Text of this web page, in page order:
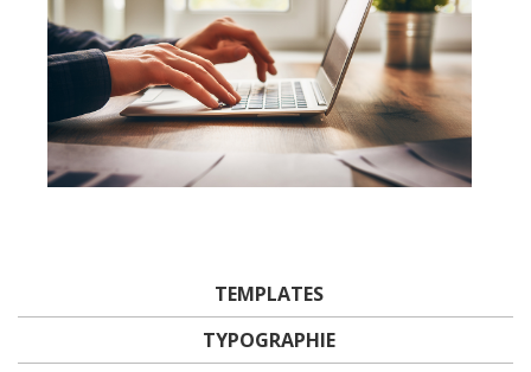
TEMPLATES
TYPOGRAPHIE